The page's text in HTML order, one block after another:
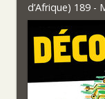
d’Afrique) 189 -